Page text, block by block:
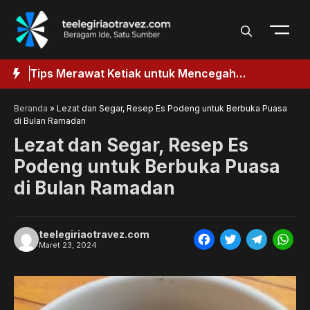
Langsung
Tips Merawat Ketiak untuk Mencegah
Penggelapan
Beranda » Lezat dan Segar, Resep Es Podeng untuk Berbuka Puasa
di Bulan Ramadan
Lezat dan Segar, Resep Es
Podeng untuk Berbuka Puasa
di Bulan Ramadan
teelegiriaotravez.com
Maret 23, 2024
F
c
T
i
T
l
e
W
a
t